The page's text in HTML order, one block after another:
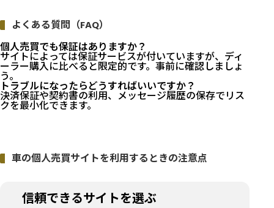
よくある質問（FAQ）
個人売買でも保証はありますか？
サイトによっては保証サービスが付いていますが、ディ
ーラー購入に比べると限定的です。事前に確認しましょ
う。
トラブルになったらどうすればいいですか？
決済保証や契約書の利用、メッセージ履歴の保存でリス
クを最小化できます。
車の個人売買サイトを利用するときの注意点
信頼できるサイトを選ぶ